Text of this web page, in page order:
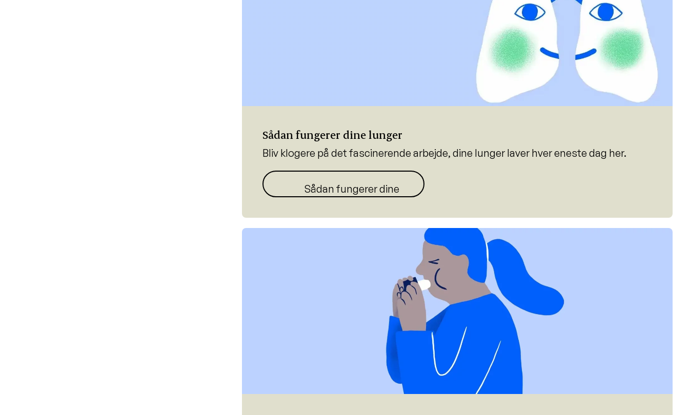
Sådan fungerer dine lunger
Bliv klogere på det fascinerende arbejde, dine lunger laver hver eneste dag her.
Sådan fungerer dine lunger